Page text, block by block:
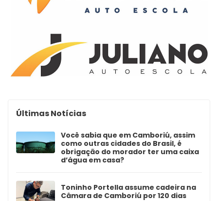
Últimas Notícias
Você sabia que em Camboriú, assim
como outras cidades do Brasil, é
obrigação do morador ter uma caixa
d’água em casa?
Toninho Portella assume cadeira na
Câmara de Camboriú por 120 dias